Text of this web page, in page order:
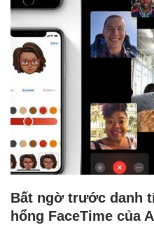
Bất ngờ trước danh
hổng FaceTime của